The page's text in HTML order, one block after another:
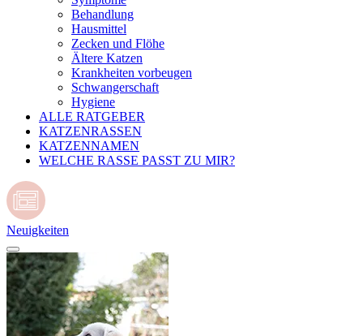
Behandlung
Hausmittel
Zecken und Flöhe
Ältere Katzen
Krankheiten vorbeugen
Schwangerschaft
Hygiene
ALLE RATGEBER
KATZENRASSEN
KATZENNAMEN
WELCHE RASSE PASST ZU MIR?
Neuigkeiten